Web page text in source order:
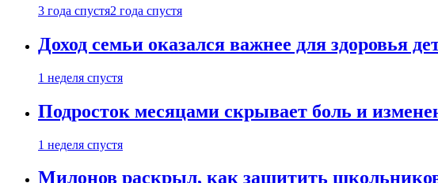
3 года спустя2 года спустя
Доход семьи оказался важнее для здоровья
1 неделя спустя
Подросток месяцами скрывает боль и
1 неделя спустя
Милонов раскрыл, как защитить